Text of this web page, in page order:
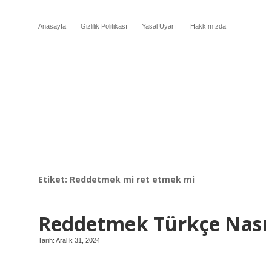
Anasayfa Gizlilik Politikası Yasal Uyarı Hakkımızda
Etiket: Reddetmek mi ret etmek mi
Reddetmek Türkçe
Tarih: Aralık 31, 2024